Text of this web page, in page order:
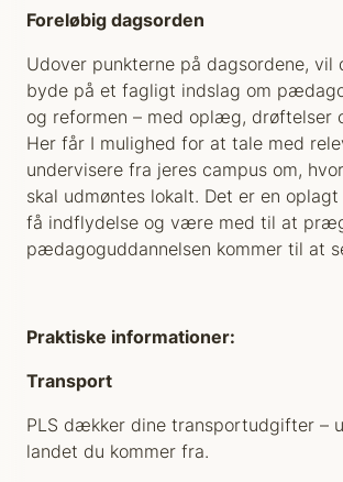
Foreløbig dagsorden
Udover punkterne på dagsordene, vil
byde på et fagligt indslag om
og reformen – med oplæg, drøftelser
Her får I mulighed for at tale med
undervisere fra jeres campus om,
skal udmøntes lokalt. Det er en
få indflydelse og være med til at
pædagoguddannelsen kommer til at
Praktiske informationer:
Transport
PLS dækker dine transportudgifter –
landet du kommer fra.